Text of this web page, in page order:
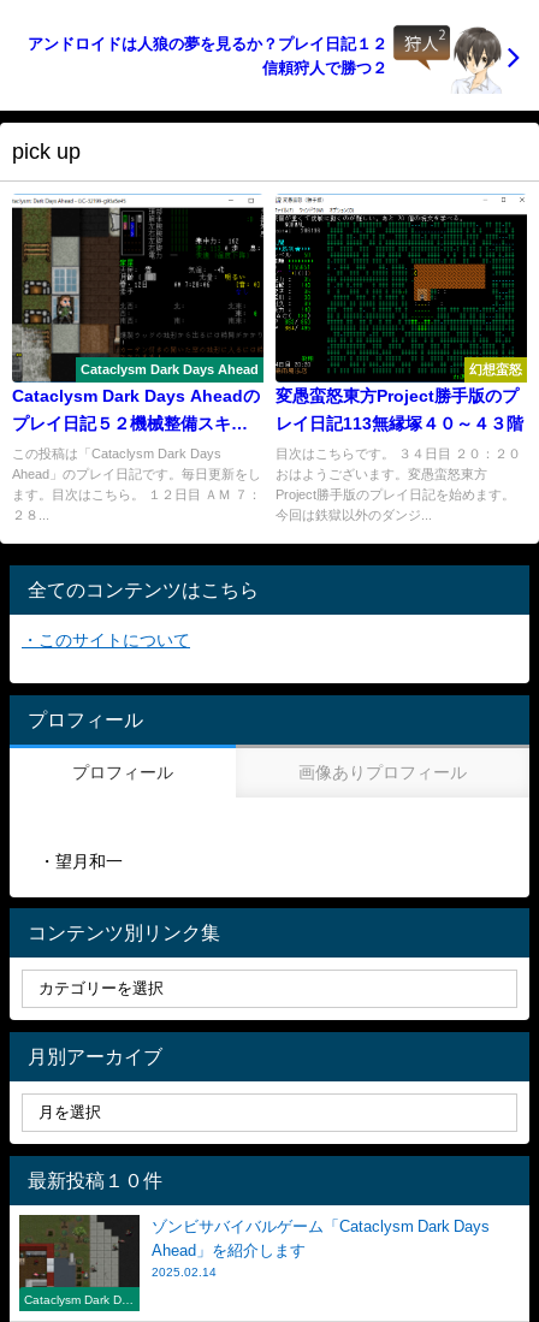
アンドロイドは人狼の夢を見るか？プレイ日記１２
信頼狩人で勝つ２
pick up
Cataclysm Dark Days Ahead
Cataclysm Dark Days Aheadの
プレイ日記５２機械整備スキル
を２にしたい
この投稿は「Cataclysm Dark Days
Ahead」のプレイ日記です。毎日更新をし
ます。目次はこちら。 １２日目 ＡＭ ７：
２８...
幻想蛮怒
変愚蛮怒東方Project勝手版のプ
レイ日記113無縁塚４０～４３階
目次はこちらです。 ３４日目 ２０：２０
おはようございます。変愚蛮怒東方
Project勝手版のプレイ日記を始めます。
今回は鉄獄以外のダンジ...
全てのコンテンツはこちら
・このサイトについて
プロフィール
プロフィール 画像ありプロフィール
・望月和一
コンテンツ別リンク集
月別アーカイブ
最新投稿１０件
Cataclysm Dark Day
s Ahead
ゾンビサバイバルゲーム「Cataclysm Dark Days
Ahead」を紹介します
2025.02.14